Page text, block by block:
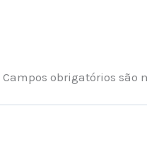
Campos obrigatórios são